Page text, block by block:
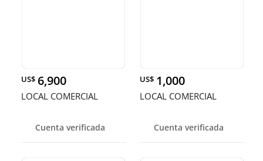
US$ 6,900
LOCAL COMERCIAL
Cuenta verificada
US$ 1,000
LOCAL COMERCIAL
Cuenta verificada